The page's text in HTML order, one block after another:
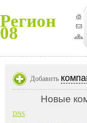
Регион
08
Добавить
Новые
DNS